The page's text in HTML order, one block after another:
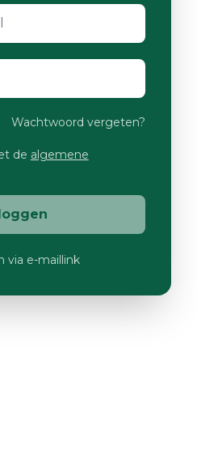
Wachtwoord vergeten?
de algemene
via e-maillink